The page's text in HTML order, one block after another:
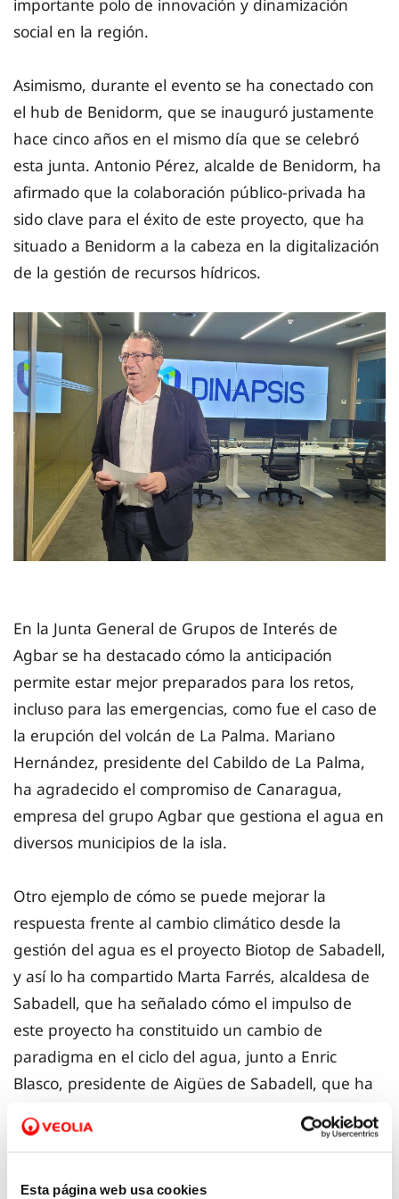
Esta página web usa cookies
importante polo de innovación y dinamización
social en la región.
Asimismo, durante el evento se ha conectado con
el hub de Benidorm, que se inauguró justamente
hace cinco años en el mismo día que se celebró
esta junta. Antonio Pérez, alcalde de Benidorm, ha
afirmado que la colaboración público-privada ha
sido clave para el éxito de este proyecto, que ha
situado a Benidorm a la cabeza en la digitalización
de la gestión de recursos hídricos.
En la Junta General de Grupos de Interés de
Agbar se ha destacado cómo la anticipación
permite estar mejor preparados para los retos,
incluso para las emergencias, como fue el caso de
la erupción del volcán de La Palma. Mariano
Hernández, presidente del Cabildo de La Palma,
ha agradecido el compromiso de Canaragua,
empresa del grupo Agbar que gestiona el agua en
diversos municipios de la isla.
Otro ejemplo de cómo se puede mejorar la
respuesta frente al cambio climático desde la
gestión del agua es el proyecto Biotop de Sabadell,
y así lo ha compartido Marta Farrés, alcaldesa de
Sabadell, que ha señalado cómo el impulso de
este proyecto ha constituido un cambio de
paradigma en el ciclo del agua, junto a Enric
Blasco, presidente de Aigües de Sabadell, que ha
enfatizado cómo Agbar se ha convertido en un
partner integral para el desarrollo sostenible de la